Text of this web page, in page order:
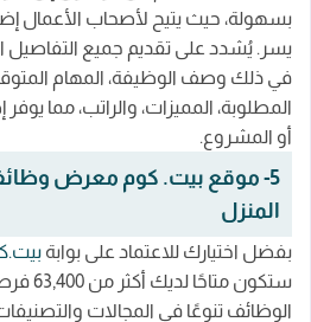
بسهولة، حيث يتيح لأصحاب الأعمال
يسر. يُشدد على تقديم جميع التفاصيل
في ذلك وصف الوظيفة، المهام
المطلوبة، المميزات، والراتب، مما
أو المشروع.
5- موقع بيت. كوم معرض
المنزل
بفضل اختيارك للاعتماد على بوابة
ستكون
الوظائف تنوعًا في المجالات والتصنيفات